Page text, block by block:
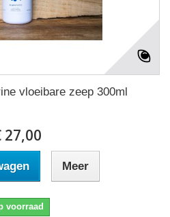
vloeibare zeep 300ml
27,00
Meer
voorraad